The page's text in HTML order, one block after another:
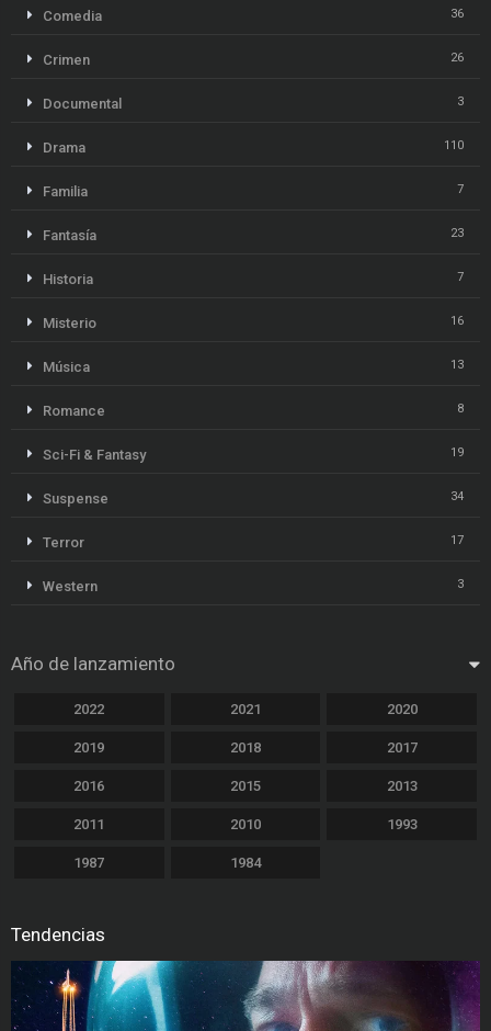
Comedia 36
Crimen 26
Documental 3
Drama 110
Familia 7
Fantasía 23
Historia 7
Misterio 16
Música 13
Romance 8
Sci-Fi & Fantasy 19
Suspense 34
Terror 17
Western 3
Año de lanzamiento
2022 2021 2020
2019 2018 2017
2016 2015 2013
2011 2010 1993
1987 1984
Tendencias